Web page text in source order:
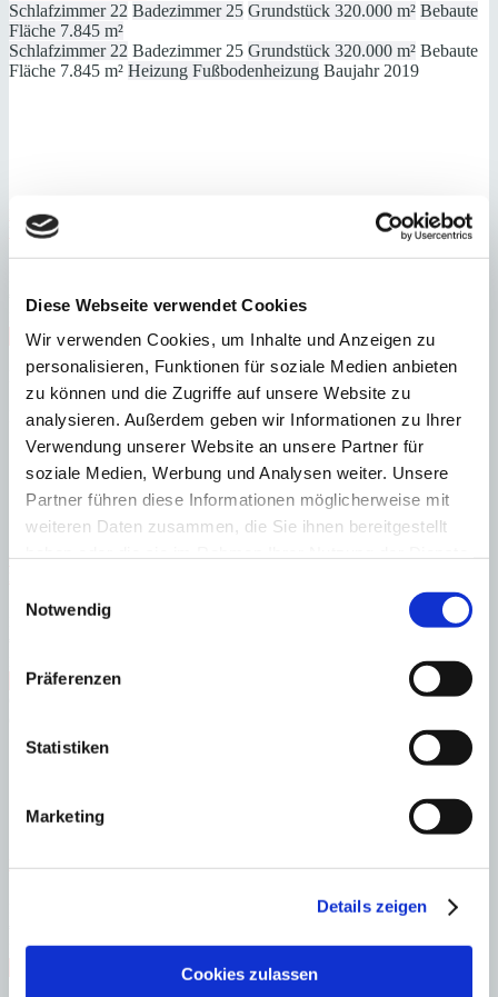
Diese Webseite verwendet Cookies
Wir verwenden Cookies, um Inhalte und Anzeigen zu
personalisieren, Funktionen für soziale Medien anbieten
zu können und die Zugriffe auf unsere Website zu
analysieren. Außerdem geben wir Informationen zu Ihrer
Verwendung unserer Website an unsere Partner für
soziale Medien, Werbung und Analysen weiter. Unsere
Partner führen diese Informationen möglicherweise mit
weiteren Daten zusammen, die Sie ihnen bereitgestellt
Notwendig
Präferenzen
Statistiken
Marketing
Details zeigen
Cookies zulassen
Schlafzimmer 22 Badezimmer 25 Grundstück 320.000 m² Bebaute
Fläche 7.845 m²
Schlafzimmer 22 Badezimmer 25 Grundstück 320.000 m² Bebaute
Fläche 7.845 m² Heizung Fußbodenheizung Baujahr 2019
Port Andratx
Einzigartige Architektenvilla mit Meerzugang und höchstem
Wohnkomfort
19.850.000
Ref:27432
Immobilie anzeigen
Schlafzimmer
Badezimmer Grundstück 1.030 m²
Bebaute
Fläche 592 m²
Schlafzimmer 5 Badezimmer 5 Grundstück 1.030 m² Bebaute
Fläche 592 m² Heizung Fußbodenheizung Baujahr 2022
Camp de MarEinmaliges Grundstück mit genehmigtem Projekt in 1.
:
Immobilie anzeigen
Port AndratxVilla der Extraklasse mit fantastischem Meerblick
Ref:27091